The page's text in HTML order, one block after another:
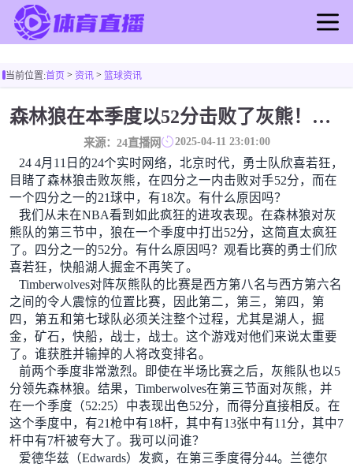
足球直播
篮球直播
足球录像
足球新闻
篮球新闻
当前位置:首页> 资讯 > 篮球资讯
森林狼在本季度以52分击败了灰熊！一个部分中的21个中有18个！骑着摇头丸的战士第六 湖船不舒服
来源：24直播网 2025-04-11 23:01:00
24 4月11日的24个实时网络，北京时代，勇士队欣喜若狂，
目睹了森林狼击败灰熊，在四分之一内击败对手52分，而在
一个四分之一的21球中，有18次。有什么原因吗？
我们从未在NBA看到如此疯狂的进攻表现。在森林狼对灰
熊队的第三节中，狼在一个季度中打出52分，这简直太疯狂
了。四分之一的52分。有什么原因吗？观看比赛的勇士们欣
喜若狂，快船湖人掘金不再笑了。
Timberwolves对阵灰熊队的比赛是西方第八名与西方第六名
之间的令人震惊的位置比赛，因此第二，第三，第四，第
四，第五和第七球队必须关注整个过程，尤其是湖人，掘
金，矿石，快船，战士，战士。这个游戏对他们来说太重要
了。谁获胜并输掉的人将改变排名。
前两个季度非常激烈。即使在半场比赛之后，灰熊队也以5
分领先森林狼。结果，Timberwolves在第三节面对灰熊，并
在一个季度（52:25）中表现出色52分，而得分直接相反。在
这个季度中，有21枪中有18杆，其中有13张中有11分，其中7
杆中有7杆被夸大了。我可以问谁？
爱德华兹（Edwards）发疯，在第三季度得分44。兰德尔